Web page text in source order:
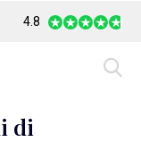
Largest Collection
4.8
di